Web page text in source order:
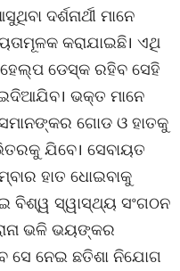
ଦର୍ଶନାର୍ଥୀ ମାନେ
କରାଯାଇଛି। ଏଥି
ଡେସ୍କ ରହିବ ସେହି
ଭକ୍ତ ମାନେ
ଗୋଡ ଓ ହାତକୁ
ଯିବେ। ସେବାୟତ
ହାତ ଧୋଇବାକୁ
ବିଶ୍ୱ ସ୍ୱାସ୍ଥ୍ୟ ସଂଗଠନ
ଭଳି ଭୟଙ୍କର
ସେ ନେଇ ଛତିଶା ନିଯୋଗ